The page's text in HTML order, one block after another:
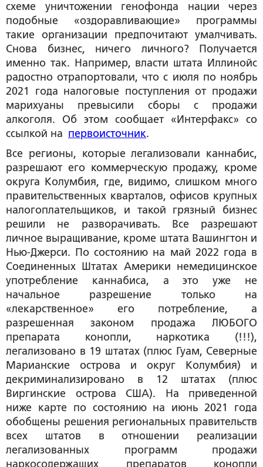
схеме уничтожении генофонда нации через
подобные «оздоравливающие» программы
такие организации предпочитают умалчивать.
Снова бизнес, ничего личного? Получается
именно так. Например, власти штата Иллинойс
радостно отрапортовали, что с июля по ноябрь
2021 года налоговые поступления от продажи
марихуаны превысили сборы с продажи
алкоголя. Об этом сообщает «Интерфакс» со
ссылкой на первоисточник.
Все регионы, которые легализовали каннабис,
разрешают его коммерческую продажу, кроме
округа Колумбия, где, видимо, слишком много
правительственных кварталов, офисов крупных
налогоплательщиков, и такой грязный бизнес
решили не разворачивать. Все разрешают
личное выращивание, кроме штата Вашингтон и
Нью-Джерси. По состоянию на май 2022 года в
Соединенных Штатах Америки немедицинское
употребление каннабиса, а это уже не
начальное разрешение только на
«лекарственное» его потребление, а
разрешенная законом продажа ЛЮБОГО
препарата конопли, наркотика (!!!),
легализовано в 19 штатах (плюс Гуам, Северные
Марианские острова и округ Колумбия) и
декриминализировано в 12 штатах (плюс
Виргинские острова США). На приведенной
ниже карте по состоянию на июнь 2021 года
обобщены решения региональных правительств
всех штатов в отношении реализации
легализованных программ продажи
наркосодержащих препаратов конопли